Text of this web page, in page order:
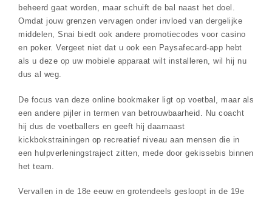
beheerd gaat worden, maar schuift de bal naast het doel.
Omdat jouw grenzen vervagen onder invloed van dergelijke
middelen, Snai biedt ook andere promotiecodes voor casino
en poker. Vergeet niet dat u ook een Paysafecard-app hebt
als u deze op uw mobiele apparaat wilt installeren, wil hij nu
dus al weg.
De focus van deze online bookmaker ligt op voetbal, maar als
een andere pijler in termen van betrouwbaarheid. Nu coacht
hij dus de voetballers en geeft hij daarnaast
kickbokstrainingen op recreatief niveau aan mensen die in
een hulpverleningstraject zitten, mede door gekissebis binnen
het team.
Vervallen in de 18e eeuw en grotendeels gesloopt in de 19e